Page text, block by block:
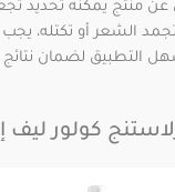
منتج يمكنه تحديد
الشعر أو تكتله، يجب
لضمان نتائج
كولور ليف